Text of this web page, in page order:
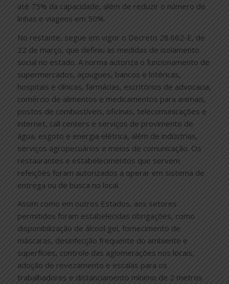
até 75% da capacidade, além de reduzir o número de
linhas e viagens em 50%.
No restante, segue em vigor o Decreto 28.662-E, de
22 de março, que definiu as medidas de isolamento
social no estado. A norma autoriza o funcionamento de
supermercados, açougues, bancos e lotéricas,
hospitais e clínicas, farmácias, escritórios de advocacia,
comércio de alimentos e medicamentos para animais,
postos de combustíveis, oficinas, telecomunicações e
internet, call centers e serviços de provimento de
água, esgoto e energia elétrica, além de indústrias,
serviços agropecuários e meios de comunicação. Os
restaurantes e estabelecimentos que servem
refeições foram autorizados a operar em sistema de
entrega ou de busca no local.
Assim como em outros Estados, aos setores
permitidos foram estabelecidas obrigações, como
disponibilização de álcool gel, fornecimento de
máscaras, desinfecção frequente do ambiente e
superfícies, controle das aglomerações nos locais,
adoção de revezamento e escalas para os
trabalhadores e distanciamento mínimo de 2 metros